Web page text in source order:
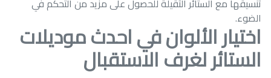
تنسيقها مع الستائر الثقيلة للحصول على مزيد من التحكم في
الضوء.
اختيار الألوان في احدث موديلات
الستائر لغرف الاستقبال